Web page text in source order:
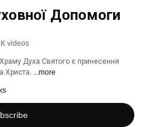
Допомоги
videos
Духа Святого є принесення
Христа. ...more